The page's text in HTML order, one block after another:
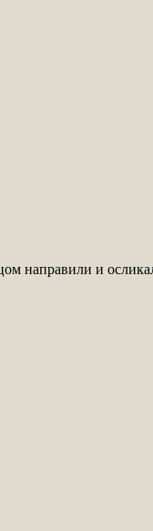
направили и